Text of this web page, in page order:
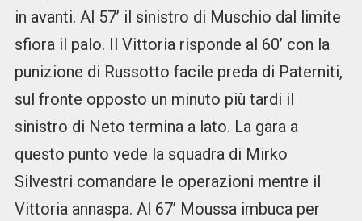
in avanti. Al 57’ il sinistro di Muschio dal limite
sfiora il palo. Il Vittoria risponde al 60’ con la
punizione di Russotto facile preda di Paterniti,
sul fronte opposto un minuto più tardi il
sinistro di Neto termina a lato. La gara a
questo punto vede la squadra di Mirko
Silvestri comandare le operazioni mentre il
Vittoria annaspa. Al 67’ Moussa imbuca per